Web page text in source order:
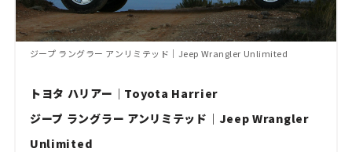
ジープ ラングラー アンリミテッド｜Jeep Wrangler Unlimited
トヨタ ハリアー｜Toyota Harrier
ジープ ラングラー アンリミテッド｜Jeep Wrangler
Unlimited